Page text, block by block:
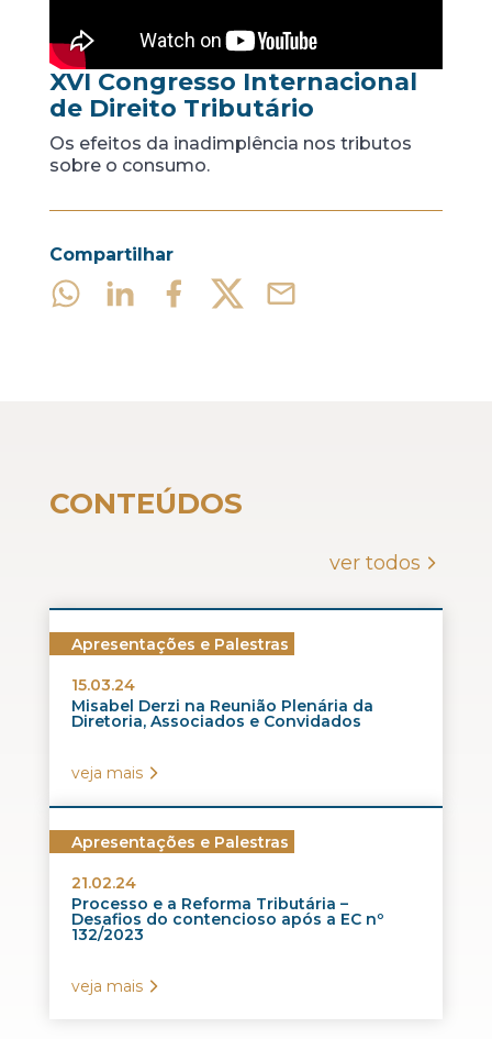
XVI Congresso Internacional
de Direito Tributário
Os efeitos da inadimplência nos tributos
sobre o consumo.
Compartilhar
CONTEÚDOS
ver todos
Apresentações e Palestras
15.03.24
Misabel Derzi na Reunião Plenária da
Diretoria, Associados e Convidados
veja mais
Apresentações e Palestras
21.02.24
Processo e a Reforma Tributária –
Desafios do contencioso após a EC nº
132/2023
veja mais